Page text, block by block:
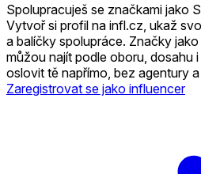
Spolupracuješ se značkami jako
Vytvoř si profil na infl.cz, ukaž
a balíčky spolupráce. Značky
můžou najít podle oboru, dosahu
oslovit tě napřímo, bez agentury
Zaregistrovat se jako influencer